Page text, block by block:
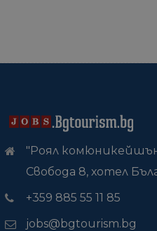
"Роял
Свобода 8, хотел
+359 885 55 11 85
jobs@bgtourism.bg